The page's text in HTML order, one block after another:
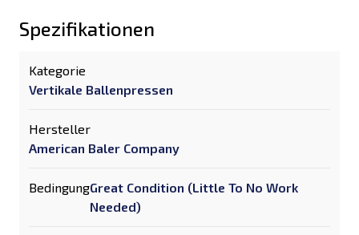
Spezifikationen
Kategorie
Vertikale Ballenpressen
Hersteller
American Baler Company
BedingungGreat Condition (Little To No Work
Needed)